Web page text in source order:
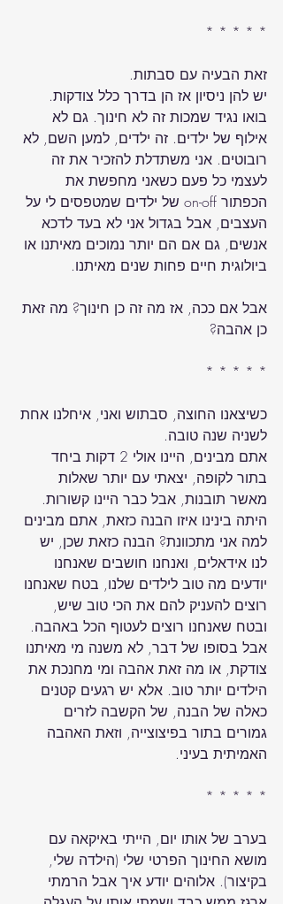
בואו נגיד שמכות זה לא חינוך. גם לא
אילוף של ילדים. זה ילדים, למען השם, לא
רובוטים. אני משתדלת להזכיר את זה
לעצמי כל פעם כשאני מחפשת את
הכפתור on-off של ילדים שמטפסים לי על
העצבים, אבל בגדול אני לא בעד לדכא
אנשים, גם אם הם יותר נמוכים מאיתנו או
אבל אם ככה, אז מה זה כן חינוך? מה זאת
כשיצאנו החוצה, סבתוש ואני, איחלנו אחת
אתם מבינים, היינו אולי 2 דקות ביחד
בתור לקופה, יצאתי עם יותר שאלות
מאשר תובנות, אבל כבר היינו קשורות.
היתה בינינו איזו הבנה כזאת, אתם מבינים
למה אני מתכוונת? הבנה כזאת שכן, יש
לנו אידאלים, ואנחנו חושבים שאנחנו
יודעים מה טוב לילדים שלנו, בטח שאנחנו
רוצים להעניק להם את הכי טוב שיש,
ובטח שאנחנו רוצים לעטוף הכל באהבה.
אבל בסופו של דבר, לא משנה מי מאיתנו
צודקת, או מה זאת אהבה ומי מחנכת את
הילדים יותר טוב. אלא יש רגעים קטנים
כאלה של הבנה, של הקשבה לזרים
גמורים בתור בפיצוצייה, וזאת האהבה
בערב של אותו יום, הייתי באיקאה עם
מושא החינוך הפרטי שלי (הילדה שלי,
בקיצור). אלוהים יודע איך אבל הרמתי